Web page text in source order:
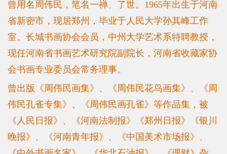
曾用名周伟民，笔名一禅、了世。1965年出生于河南
省新密市，现居郑州，毕业于人民大学孙其峰工作
室。长城书画协会会员，中州大学艺术系特聘教授，
现任河南省书画艺术研究院副院长，河南省收藏家协
会书画专业委员会常务理事。
曾出版《周伟民画集》、《周伟民花鸟画集》、《周
伟民孔雀专集》、《周伟民画孔雀》等作品集，被
《人民日报》、《河南法制报》《郑州日报》《银川
晚报》、《河南青年报》、《中国美术市场报》、